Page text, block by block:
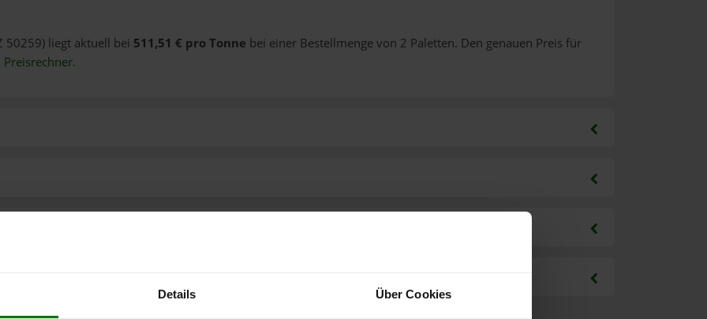
Details Über Cookies
50259) liegt aktuell bei 511,51 € pro Tonne bei einer Bestellmenge von 2 Paletten. Den genauen Preis für
Preisrechner.